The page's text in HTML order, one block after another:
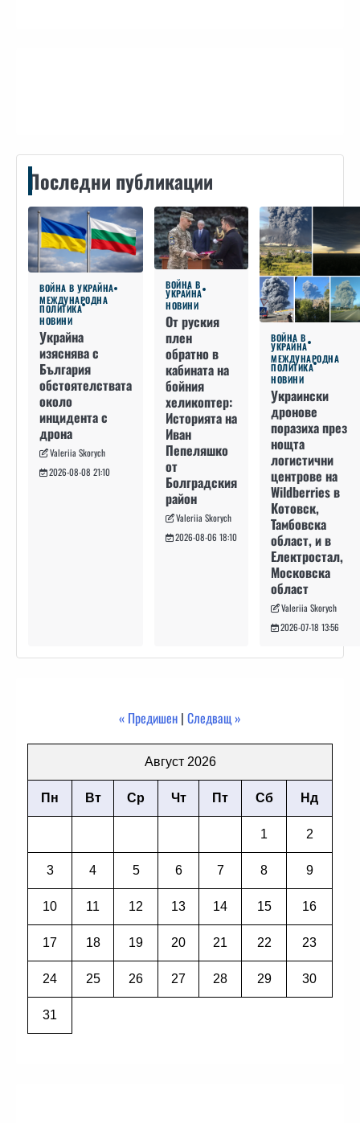
Последни публикации
ВОЙНА В УКРАЙНА
МЕЖДУНАРОДНА
ПОЛИТИКА
НОВИНИ
Украйна
изяснява с
България
обстоятелствата
около
инцидента с
дрона
Valeriia Skorych
2026-08-08 21:10
ВОЙНА В
УКРАЙНА
НОВИНИ
От руския
плен
обратно в
кабината на
бойния
хеликоптер:
Историята на
Иван
Пепеляшко
от
Болградския
район
Valeriia Skorych
2026-08-06 18:10
ВОЙНА В
УКРАЙНА
МЕЖДУНАРОДНА
ПОЛИТИКА
НОВИНИ
Украински
дронове
поразиха през
нощта
логистични
центрове на
Wildberries в
Котовск,
Тамбовска
област, и в
Електростал,
Московска
област
Valeriia Skorych
2026-07-18 13:56
« Предишен | Следващ »
Август 2026
Пн Вт Ср Чт Пт Сб Нд
1 2
3 4 5 6 7 8 9
10 11 12 13 14 15 16
17 18 19 20 21 22 23
24 25 26 27 28 29 30
31